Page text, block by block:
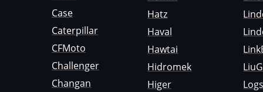
Genie
Genset
GMC
Great Wall
Case
Caterpillar
CFMoto
Challenger
Changan
Hatz
Haval
Hawtai
Hidromek
Higer